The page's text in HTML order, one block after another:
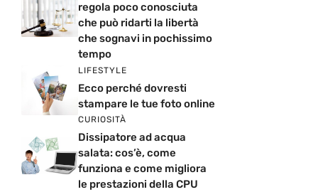
regola poco conosciuta
che può ridarti la libertà
che sognavi in pochissimo
tempo
LIFESTYLE
Ecco perché dovresti
stampare le tue foto online
CURIOSITÀ
Dissipatore ad acqua
salata: cos’è, come
funziona e come migliora
le prestazioni della CPU